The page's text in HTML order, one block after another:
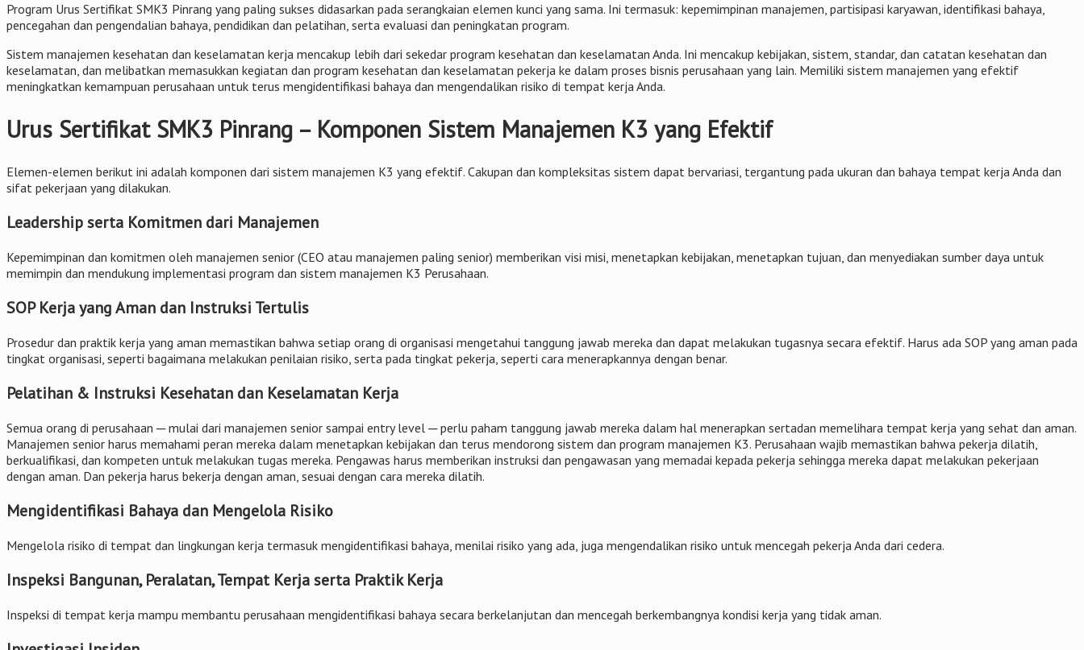
Program Urus Sertifikat SMK3 Pinrang yang paling sukses didasarkan pada serangkaian elemen kunci yang sama. Ini termasuk: kepemimpinan manajemen, partisipasi karyawan, identifikasi bahaya,
pencegahan dan pengendalian bahaya, pendidikan dan pelatihan, serta evaluasi dan peningkatan program.
Sistem manajemen kesehatan dan keselamatan kerja mencakup lebih dari sekedar program kesehatan dan keselamatan Anda. Ini mencakup kebijakan, sistem, standar, dan catatan kesehatan dan
keselamatan, dan melibatkan memasukkan kegiatan dan program kesehatan dan keselamatan pekerja ke dalam proses bisnis perusahaan yang lain. Memiliki sistem manajemen yang efektif
meningkatkan kemampuan perusahaan untuk terus mengidentifikasi bahaya dan mengendalikan risiko di tempat kerja Anda.
Urus Sertifikat SMK3 Pinrang – Komponen Sistem Manajemen K3 yang Efektif
Elemen-elemen berikut ini adalah komponen dari sistem manajemen K3 yang efektif. Cakupan dan kompleksitas sistem dapat bervariasi, tergantung pada ukuran dan bahaya tempat kerja Anda dan
sifat pekerjaan yang dilakukan.
Leadership serta Komitmen dari Manajemen
Kepemimpinan dan komitmen oleh manajemen senior (CEO atau manajemen paling senior) memberikan visi misi, menetapkan kebijakan, menetapkan tujuan, dan menyediakan sumber daya untuk
memimpin dan mendukung implementasi program dan sistem manajemen K3 Perusahaan.
SOP Kerja yang Aman dan Instruksi Tertulis
Prosedur dan praktik kerja yang aman memastikan bahwa setiap orang di organisasi mengetahui tanggung jawab mereka dan dapat melakukan tugasnya secara efektif. Harus ada SOP yang aman pada
tingkat organisasi, seperti bagaimana melakukan penilaian risiko, serta pada tingkat pekerja, seperti cara menerapkannya dengan benar.
Pelatihan & Instruksi Kesehatan dan Keselamatan Kerja
Semua orang di perusahaan ─ mulai dari manajemen senior sampai entry level ─ ​​perlu paham tanggung jawab mereka dalam hal menerapkan sertadan memelihara tempat kerja yang sehat dan aman.
Manajemen senior harus memahami peran mereka dalam menetapkan kebijakan dan terus mendorong sistem dan program manajemen K3. Perusahaan wajib memastikan bahwa pekerja dilatih,
berkualifikasi, dan kompeten untuk melakukan tugas mereka. Pengawas harus memberikan instruksi dan pengawasan yang memadai kepada pekerja sehingga mereka dapat melakukan pekerjaan
dengan aman. Dan pekerja harus bekerja dengan aman, sesuai dengan cara mereka dilatih.
Mengidentifikasi Bahaya dan Mengelola Risiko
Mengelola risiko di tempat dan lingkungan kerja termasuk mengidentifikasi bahaya, menilai risiko yang ada, juga mengendalikan risiko untuk mencegah pekerja Anda dari cedera.
Inspeksi Bangunan, Peralatan, Tempat Kerja serta Praktik Kerja
Inspeksi di tempat kerja mampu membantu perusahaan mengidentifikasi bahaya secara berkelanjutan dan mencegah berkembangnya kondisi kerja yang tidak aman.